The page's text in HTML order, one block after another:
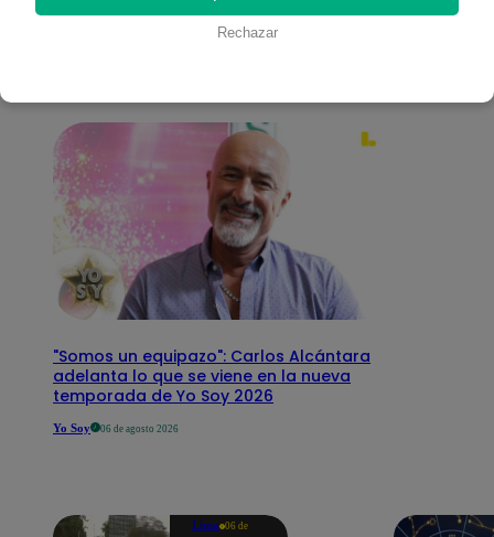
interesar
"Somos un equipazo": Carlos Alcántara
adelanta lo que se viene en la nueva
temporada de Yo Soy 2026
Yo Soy 06 de agosto 2026
Lima 06 de
Rechazar